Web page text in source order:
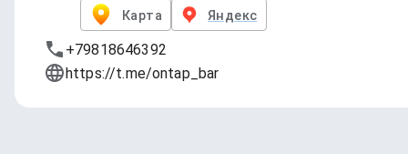
Карта Яндекс
+79818646392
https://t.me/ontap_bar